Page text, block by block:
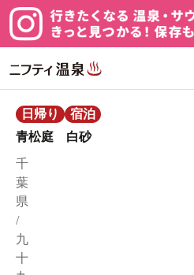
日帰り
宿泊
青松庭 白砂
千
葉
県
/
九
十